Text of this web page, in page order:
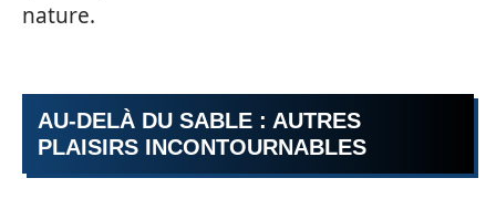
nature.
AU-DELÀ DU SABLE : AUTRES
PLAISIRS INCONTOURNABLES